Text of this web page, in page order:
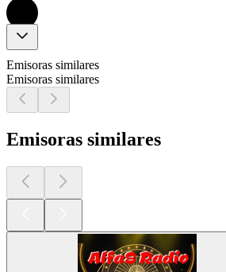
Emisoras similares
Emisoras similares
Emisoras similares